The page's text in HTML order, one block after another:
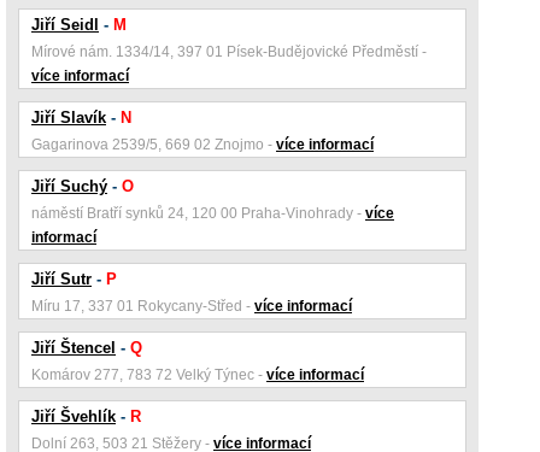
Jiří Seidl - M
Mírové nám. 1334/14, 397 01 Písek-Budějovické Předměstí -
více informací
Jiří Slavík - N
Gagarinova 2539/5, 669 02 Znojmo - více informací
Jiří Suchý - O
náměstí Bratří synků 24, 120 00 Praha-Vinohrady - více
informací
Jiří Sutr - P
Míru 17, 337 01 Rokycany-Střed - více informací
Jiří Štencel - Q
Komárov 277, 783 72 Velký Týnec - více informací
Jiří Švehlík - R
Dolní 263, 503 21 Stěžery - více informací